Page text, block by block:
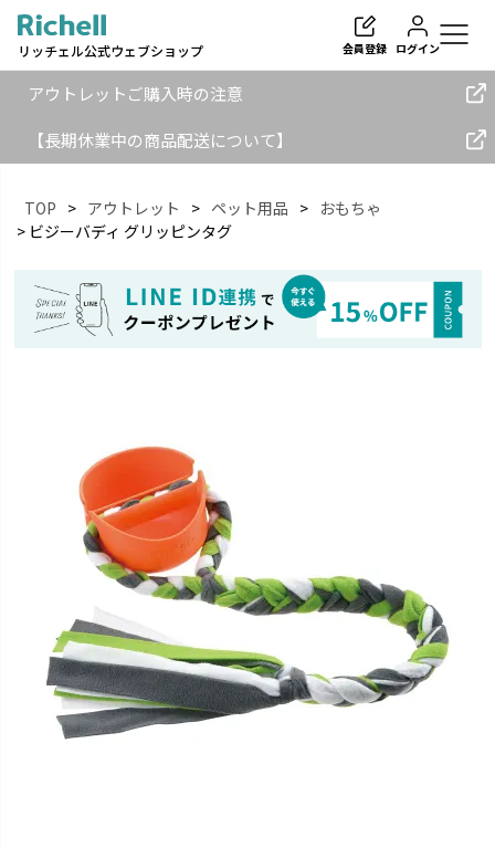
リッチェル公式ウェブショップ 会員登録 ログイン
アウトレットご購入時の注意
【長期休業中の商品配送について】
検索
TOP アウトレット ペット用品
おもちゃ
ビジーバディ グリッピンタグ